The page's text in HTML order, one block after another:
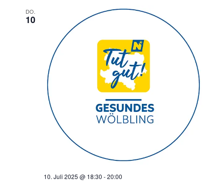
DO.
10
10. Juli 2025 @ 18:30 -20:00